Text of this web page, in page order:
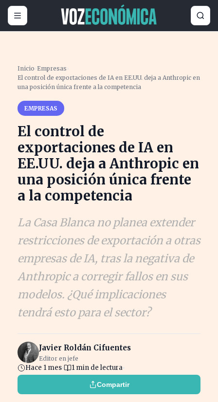
Inicio ›Empresas ›
El control de exportaciones de IA en EE.UU. deja a Anthropic en
una posición única frente a la competencia
EMPRESAS
El control de
exportaciones de IA en
EE.UU. deja a Anthropic en
una posición única frente
a la competencia
La Casa Blanca no planea extender
restricciones de exportación a otras
empresas de IA, tras la negativa de
Anthropic a corregir fallos en sus
modelos. ¿Qué implicaciones
tendrá esto para el sector?
Javier Roldán Cifuentes
Editor en jefe
Hace 1 mes 1 min de lectura
Compartir